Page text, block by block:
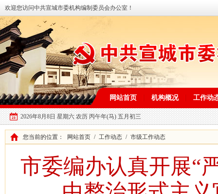
欢迎您访问中共宣城市委机构编制委员会办公室！
网站首页 机构概况 工作动
2026年8月8日 星期六 农历 丙午年(马) 五月初三
您当前的位置： 网站首页 / 工作动态 / 市级工作动态
市委编办认真开展“